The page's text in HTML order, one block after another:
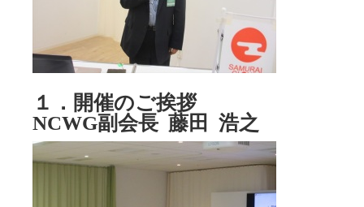
１．開催のご挨拶
NCWG副会長 藤田 浩之